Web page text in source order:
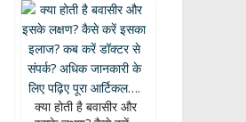
क्या होती है बवासीर और